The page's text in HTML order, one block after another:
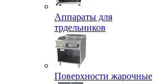
Аппараты для
трдельников
Поверхности жарочные